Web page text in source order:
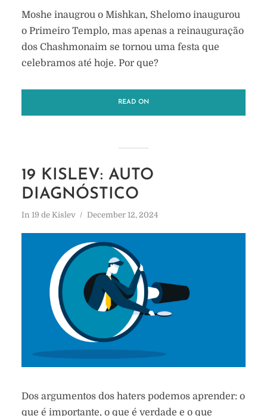
Moshe inaugrou o Mishkan, Shelomo inaugurou
o Primeiro Templo, mas apenas a reinauguração
dos Chashmonaim se tornou uma festa que
celebramos até hoje. Por que?
READ ON
19 KISLEV: AUTO
DIAGNÓSTICO
In 19 de Kislev December 12, 2024
Dos argumentos dos haters podemos aprender: o
que é importante, o que é verdade e o que